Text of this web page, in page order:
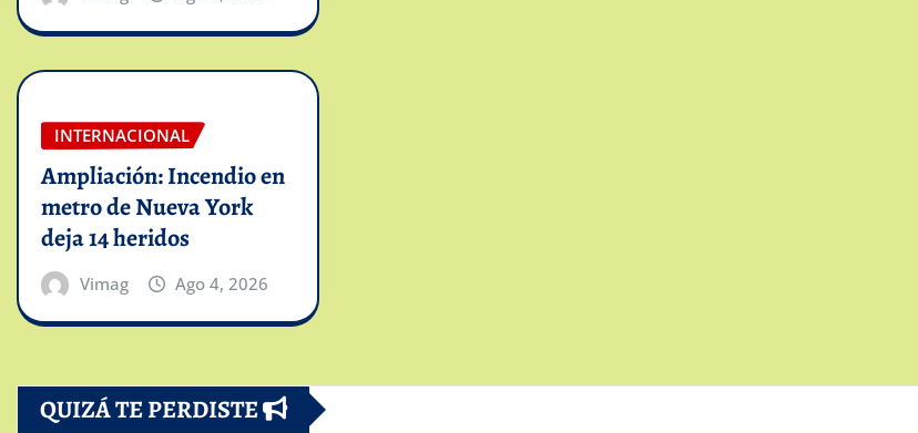
INTERNACIONAL
Ampliación: Incendio en
metro de Nueva York
deja 14 heridos
Vimag Ago 4, 2026
QUIZÁ TE PERDISTE